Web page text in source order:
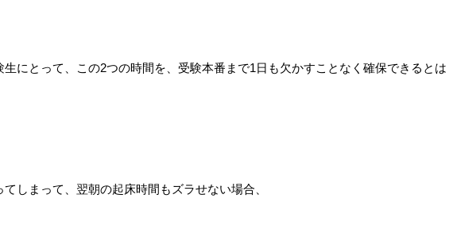
にとって、この2つの時間を、受験本番まで1日も欠かすことなく確保できるとは
しまって、翌朝の起床時間もズラせない場合、